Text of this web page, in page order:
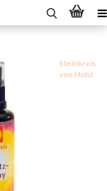
Steinkreis
von Holst